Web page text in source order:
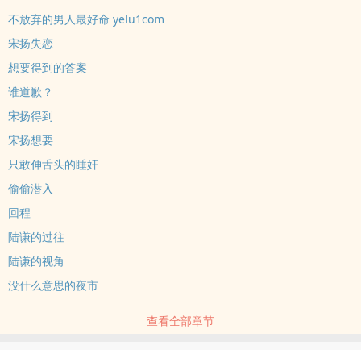
不放弃的男人最好命 yelu1com
宋扬失恋
想要得到的答案
谁道歉？
宋扬得到
宋扬想要
只敢伸舌头的睡奸
偷偷潜入
回程
陆谦的过往
陆谦的视角
没什么意思的夜市
查看全部章节